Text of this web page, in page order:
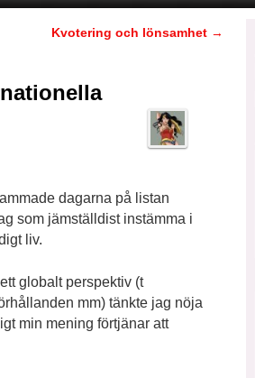
Kvotering och lönsamhet →
dagarna på listan
som jämställdist instämma i
liv.
globalt perspektiv (t
mm) tänkte jag nöja
min mening förtjänar att